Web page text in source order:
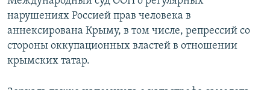
нарушениях Россией прав человека в
аннексирована Крыму, в том числе, репрессий со
стороны оккупационных властей в отношении
крымских татар.